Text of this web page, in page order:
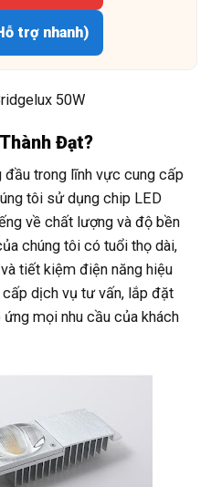
trợ nhanh)
50W
Đạt?
đầu trong lĩnh vực cung cấp
tôi sử dụng chip LED
về chất lượng và độ bền
chúng tôi có tuổi thọ dài,
tiết kiệm điện năng hiệu
cấp dịch vụ tư vấn, lắp đặt
mọi nhu cầu của khách